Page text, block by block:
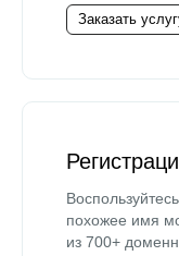
Заказать
похожее имя
из 700+